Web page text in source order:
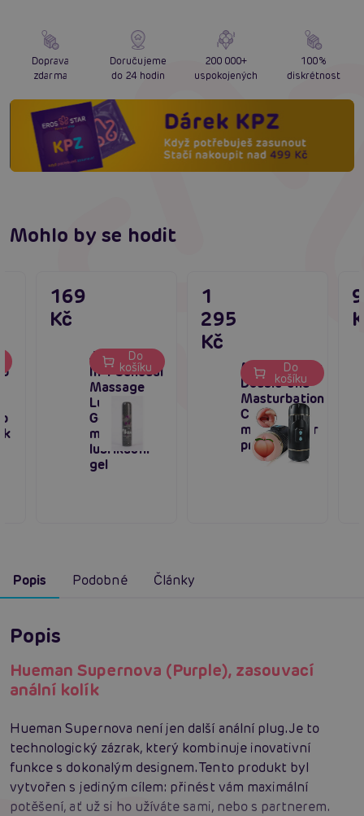
Doprava
zdarma
Doručujeme
do 24 hodin
200 000+
uspokojených
100%
diskrétnost
Mohlo by se hodit
Joydrops 2
In 1 Sensual
Massage
Lubricant
Gel (125
ml),
lubrikační
gel
169
Kč
Do
košíku
Mistress Kay
Double-end
Masturbation
Cup, dvojitý
masturbátor
pro muže
1
295
Kč
Do
košíku
Popis Podobné Články
Popis
Hueman Supernova (Purple), zasouvací
anální kolík
Hueman Supernova není jen další anální plug. Je to
technologický zázrak, který kombinuje inovativní
funkce s dokonalým designem. Tento produkt byl
vytvořen s jediným cílem: přinést vám maximální
potěšení, ať už si ho užíváte sami, nebo s partnerem.